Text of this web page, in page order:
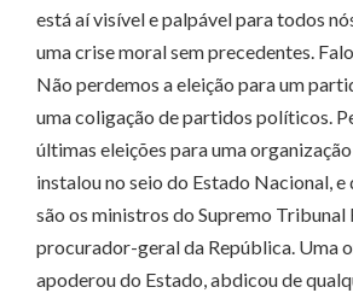
está aí visível e palpável para todos
uma crise moral sem precedentes.
Não perdemos a eleição para um
uma coligação de partidos políticos.
últimas eleições para uma
instalou no seio do Estado Nacional, e
são os ministros do Supremo Tribunal
procurador-geral da República. Uma
apoderou do Estado, abdicou de